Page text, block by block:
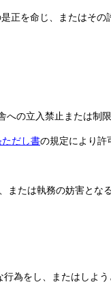
正を命じ、またはそ
の立入禁止または制
だし書の規定により許
または執務の妨害とな
為をし、またはしよ